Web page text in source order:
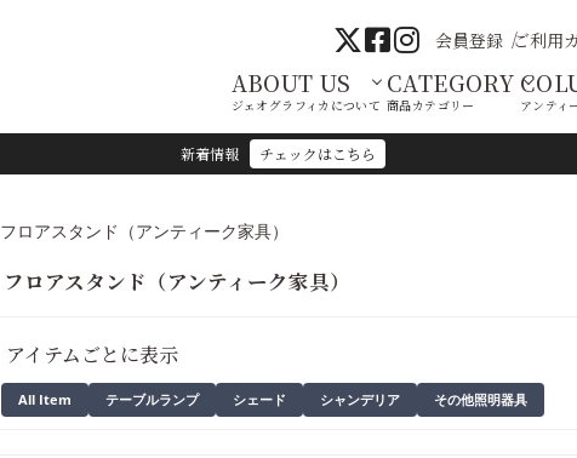
新着情報 チェックはこちら
会員登録 ご利用
ABOUT US
ジェオグラフィカについて
CATEGORY
商品カテゴリー アンティ
フロアスタンド（アンティーク家具）
フロアスタンド（アンティーク家具）
アイテムごとに表示
All Item テーブルランプ シェード シャンデリア その他照明器具